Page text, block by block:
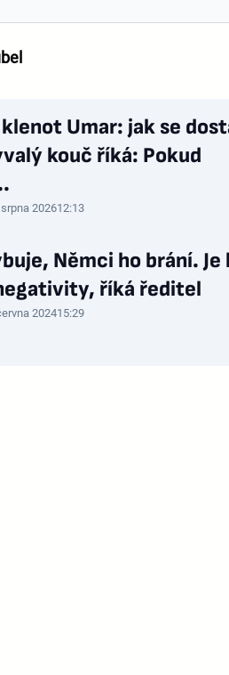
Umar: jak se
kouč říká: Pokud
202612:13
Němci ho brání. Je
říká ředitel
202415:29